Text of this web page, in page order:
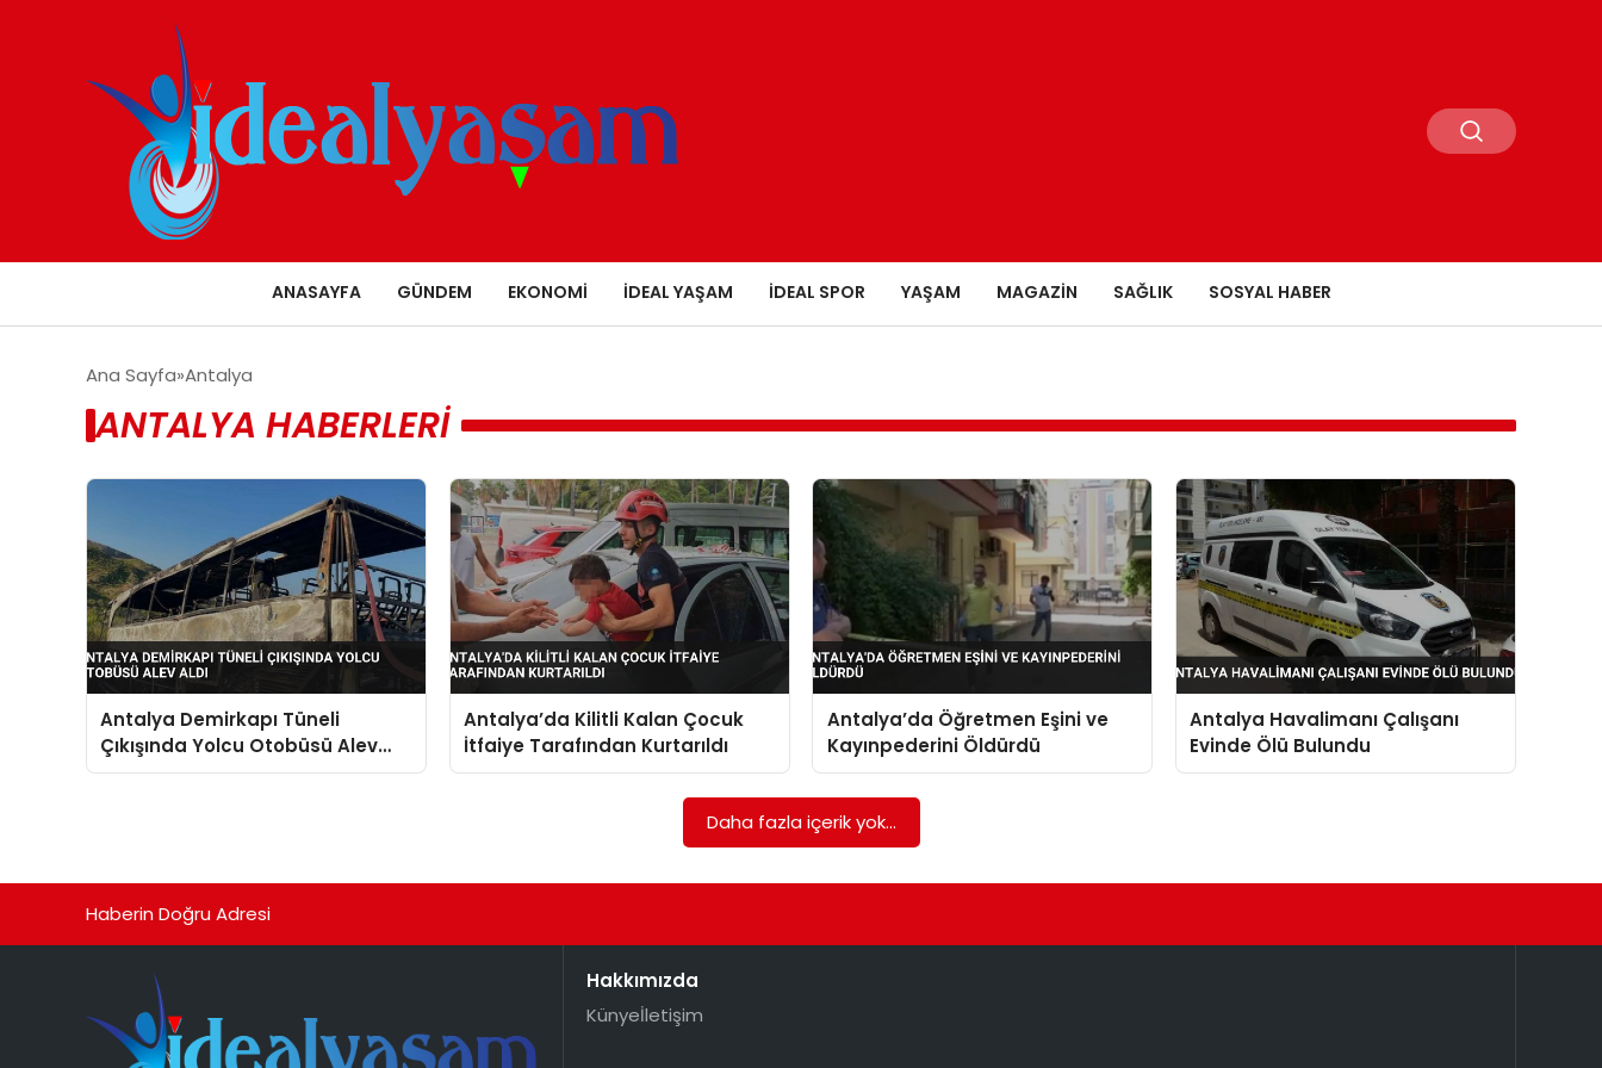
ANASAYFA GÜNDEM EKONOMI İDEAL YAŞAM İDEAL SPOR YAŞAM MAGAZIN SAĞLIK SOSYAL HABER
Ana Sayfa Antalya
ANTALYA HABERLERI
Antalya Demirkapı Tüneli
Çıkışında Yolcu Otobüsü Alev
Aldı
Antalya’da Kilitli Kalan Çocuk
İtfaiye Tarafından Kurtarıldı
Antalya’da Öğretmen Eşini ve
Kayınpederini Öldürdü
Antalya Havalimanı Çalışanı
Evinde Ölü Bulundu
Daha fazla içerik yok...
Haberin Doğru Adresi
Hakkımızda
Künyeİletişim